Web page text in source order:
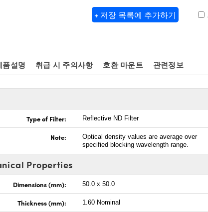
+ 저장 목록에 추가하기
품설명 취급 시 주의사항 호환 마운트 관련정보
Type of Filter: Reflective ND Filter
Note:
Optical density values are average over
specified blocking wavelength range.
Properties
Dimensions (mm): 50.0 x 50.0
Thickness (mm): 1.60 Nominal